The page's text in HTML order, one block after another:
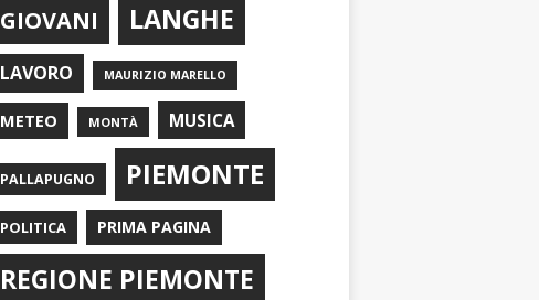
GIOVANI LANGHE
LAVORO MAURIZIO MARELLO
METEO MONTÀ MUSICA
PALLAPUGNO PIEMONTE
POLITICA PRIMA PAGINA
REGIONE PIEMONTE